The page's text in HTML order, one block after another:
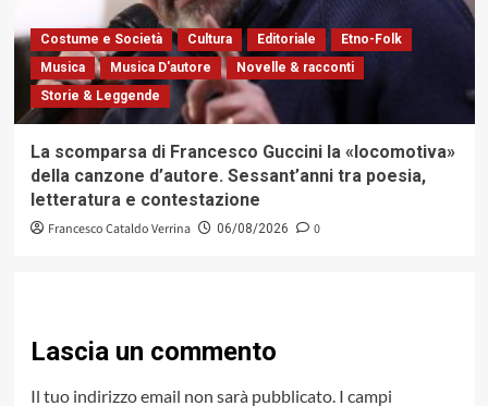
Costume e Società Cultura Editoriale
Etno-Folk
Musica
Musica D'autore
Novelle & racconti
Storie & Leggende
La scomparsa di Francesco Guccini la «locomotiva»
della canzone d’autore. Sessant’anni tra poesia,
letteratura e contestazione
Francesco Cataldo Verrina 06/08/2026 0
Lascia un commento
Il tuo indirizzo email non sarà pubblicato. I campi